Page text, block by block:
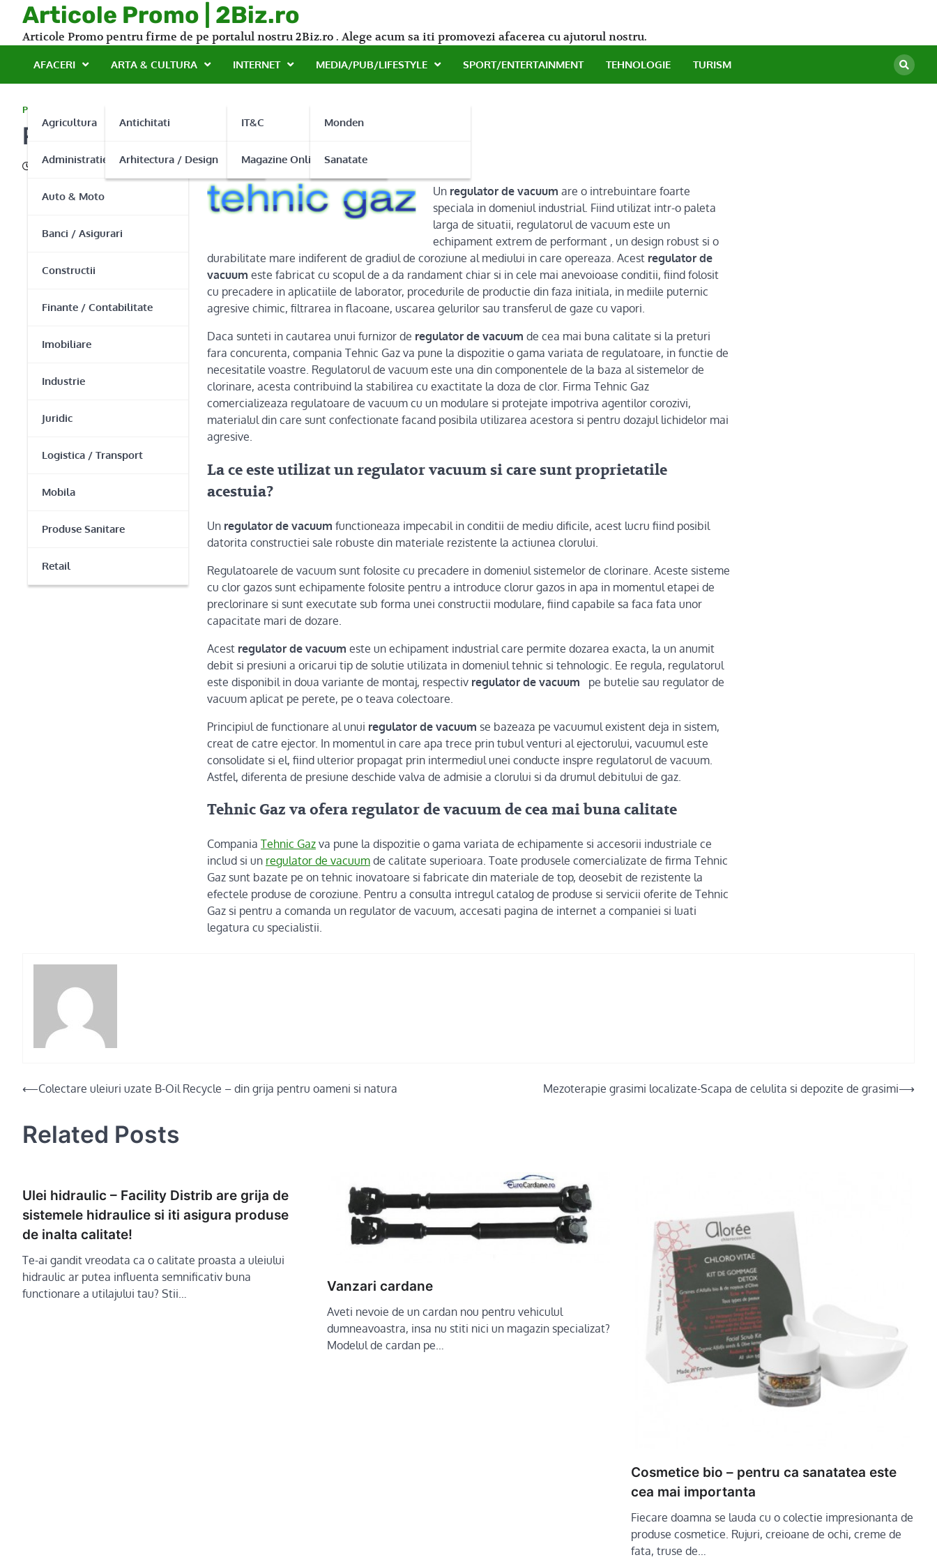
content
Articole Promo | 2Biz.ro
Articole Promo pentru firme de pe portalul nostru 2Biz.ro . Alege acum sa iti promovezi afacerea cu ajutorul nostru.
AFACERI
Agricultura
Administratie Publica
Auto & Moto
Banci / Asigurari
Constructii
Finante / Contabilitate
Imobiliare
Industrie
Juridic
Logistica / Transport
Mobila
Produse Sanitare
Retail
ARTA & CULTURA
Antichitati
Arhitectura / Design
INTERNET
IT&C
Magazine Online
MEDIA/PUB/LIFESTYLE
Monden
Sanatate
SPORT/ENTERTAINMENT TEHNOLOGIE TURISM
PROMO
Regulator de vacuum de la Tehnic Gaz!
23/06/2015
Un regulator de vacuum are o intrebuintare foarte
speciala in domeniul industrial. Fiind utilizat intr-o paleta
larga de situatii, regulatorul de vacuum este un
echipament extrem de performant , un design robust si o
durabilitate mare indiferent de gradiul de coroziune al mediului in care opereaza. Acest regulator de
vacuum este fabricat cu scopul de a da randament chiar si in cele mai anevoioase conditii, fiind folosit
cu precadere in aplicatiile de laborator, procedurile de productie din faza initiala, in mediile puternic
agresive chimic, filtrarea in flacoane, uscarea gelurilor sau transferul de gaze cu vapori.
Daca sunteti in cautarea unui furnizor de regulator de vacuum de cea mai buna calitate si la preturi
fara concurenta, compania Tehnic Gaz va pune la dispozitie o gama variata de regulatoare, in functie de
necesitatile voastre. Regulatorul de vacuum este una din componentele de la baza al sistemelor de
clorinare, acesta contribuind la stabilirea cu exactitate la doza de clor. Firma Tehnic Gaz
comercializeaza regulatoare de vacuum cu un modulare si protejate impotriva agentilor corozivi,
materialul din care sunt confectionate facand posibila utilizarea acestora si pentru dozajul lichidelor mai
agresive.
La ce este utilizat un regulator vacuum si care sunt proprietatile
acestuia?
Un regulator de vacuum functioneaza impecabil in conditii de mediu dificile, acest lucru fiind posibil
datorita constructiei sale robuste din materiale rezistente la actiunea clorului.
Regulatoarele de vacuum sunt folosite cu precadere in domeniul sistemelor de clorinare. Aceste sisteme
cu clor gazos sunt echipamente folosite pentru a introduce clorur gazos in apa in momentul etapei de
preclorinare si sunt executate sub forma unei constructii modulare, fiind capabile sa faca fata unor
capacitate mari de dozare.
Acest regulator de vacuum este un echipament industrial care permite dozarea exacta, la un anumit
debit si presiuni a oricarui tip de solutie utilizata in domeniul tehnic si tehnologic. Ee regula, regulatorul
este disponibil in doua variante de montaj, respectiv regulator de vacuum pe butelie sau regulator de
vacuum aplicat pe perete, pe o teava colectoare.
Principiul de functionare al unui regulator de vacuum se bazeaza pe vacuumul existent deja in sistem,
creat de catre ejector. In momentul in care apa trece prin tubul venturi al ejectorului, vacuumul este
consolidate si el, fiind ulterior propagat prin intermediul unei conducte inspre regulatorul de vacuum.
Astfel, diferenta de presiune deschide valva de admisie a clorului si da drumul debitului de gaz.
Tehnic Gaz va ofera regulator de vacuum de cea mai buna calitate
Compania Tehnic Gaz va pune la dispozitie o gama variata de echipamente si accesorii industriale ce
includ si un regulator de vacuum de calitate superioara. Toate produsele comercializate de firma Tehnic
Gaz sunt bazate pe on tehnic inovatoare si fabricate din materiale de top, deosebit de rezistente la
efectele produse de coroziune. Pentru a consulta intregul catalog de produse si servicii oferite de Tehnic
Gaz si pentru a comanda un regulator de vacuum, accesati pagina de internet a companiei si luati
legatura cu specialistii.
Post
⟵Colectare uleiuri uzate B-Oil Recycle – din grija pentru oameni si natura Mezoterapie grasimi localizate-Scapa de celulita si depozite de grasimi⟶
Related Posts
Ulei hidraulic – Facility Distrib are grija de
sistemele hidraulice si iti asigura produse
de inalta calitate!
Te-ai gandit vreodata ca o calitate proasta a uleiului
hidraulic ar putea influenta semnificativ buna
functionare a utilajului tau? Stii…
Vanzari cardane
Aveti nevoie de un cardan nou pentru vehiculul
dumneavoastra, insa nu stiti nici un magazin specializat?
Modelul de cardan pe…
Cosmetice bio – pentru ca sanatatea este
cea mai importanta
Fiecare doamna se lauda cu o colectie impresionanta de
produse cosmetice. Rujuri, creioane de ochi, creme de
fata, truse de…